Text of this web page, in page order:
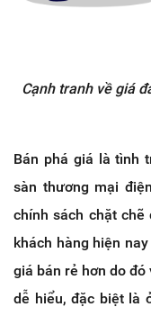
Cạnh tranh về giá
Bán phá giá là tình
sàn thương mại
chính sách chặt
khách hàng hiện
giá bán rẻ hơn do
dễ hiểu, đặc biệt là